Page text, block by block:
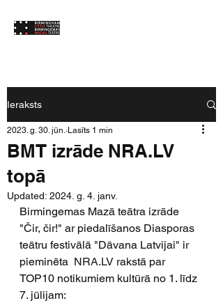
Ieraksts
BMT izrāde NRA.LV
topā
2023. g. 30. jūn. Lasīts 1 min
Updated: 2024. g. 4. janv.
Birmingemas Mazā teātra izrāde
"Čir, čir!" ar piedalīšanos Diasporas
teātru festivālā "Dāvana Latvijai" ir
pieminēta NRA.LV rakstā par
TOP10 notikumiem kultūrā no 1. līdz
7. jūlijam: